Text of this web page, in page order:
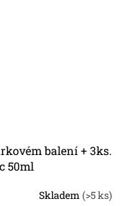
balení + 3ks.
50ml
Skladem(>5 ks)